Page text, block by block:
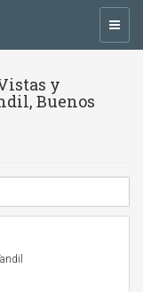
y
Buenos